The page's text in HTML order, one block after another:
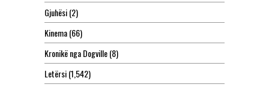
Gjuhësi(2)
Kinema(66)
Kronikë nga Dogville(8)
Letërsi(1,542)